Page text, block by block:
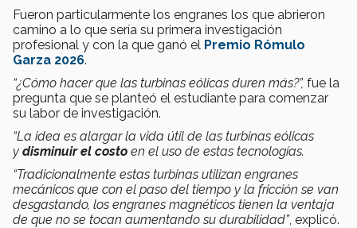
Fueron particularmente los engranes los que abrieron
camino a lo que sería su primera investigación
profesional y con la que ganó el Premio Rómulo
Garza 2026.
“¿Cómo hacer que las turbinas eólicas duren más?”, fue la
pregunta que se planteó el estudiante para comenzar
su labor de investigación.
“La idea es alargar la vida útil de las turbinas eólicas
y disminuir el costo en el uso de estas tecnologías.
“Tradicionalmente estas turbinas utilizan engranes
mecánicos que con el paso del tiempo y la fricción se van
desgastando, los engranes magnéticos tienen la ventaja
de que no se tocan aumentando su durabilidad”, explicó.